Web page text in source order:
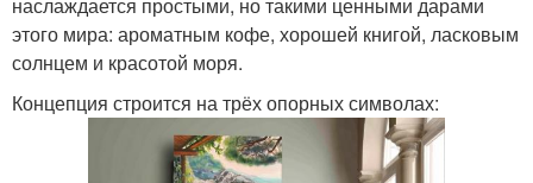
этого мира: ароматным кофе, хорошей книгой, ласковым
солнцем и красотой моря.
Концепция строится на трёх опорных символах: